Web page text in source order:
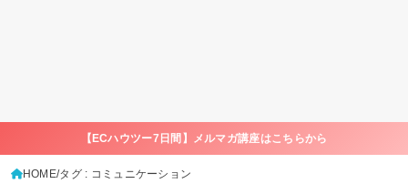
【ECハウツー7日間】メルマガ講座はこちらから
HOME タグ : コミュニケーション